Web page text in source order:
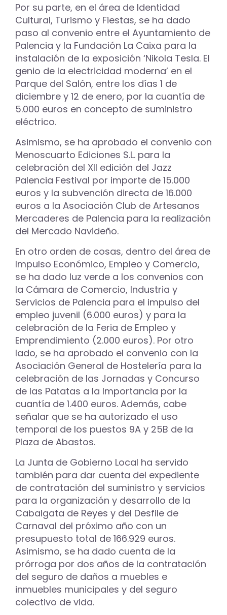
Por su parte, en el área de Identidad
Cultural, Turismo y Fiestas, se ha dado
paso al convenio entre el Ayuntamiento de
Palencia y la Fundación La Caixa para la
instalación de la exposición ‘Nikola Tesla. El
genio de la electricidad moderna’ en el
Parque del Salón, entre los días 1 de
diciembre y 12 de enero, por la cuantía de
5.000 euros en concepto de suministro
eléctrico.
Asimismo, se ha aprobado el convenio con
Menoscuarto Ediciones S.L. para la
celebración del XII edición del Jazz
Palencia Festival por importe de 15.000
euros y la subvención directa de 16.000
euros a la Asociación Club de Artesanos
Mercaderes de Palencia para la realización
del Mercado Navideño.
En otro orden de cosas, dentro del área de
Impulso Económico, Empleo y Comercio,
se ha dado luz verde a los convenios con
la Cámara de Comercio, Industria y
Servicios de Palencia para el impulso del
empleo juvenil (6.000 euros) y para la
celebración de la Feria de Empleo y
Emprendimiento (2.000 euros). Por otro
lado, se ha aprobado el convenio con la
Asociación General de Hostelería para la
celebración de las Jornadas y Concurso
de las Patatas a la Importancia por la
cuantía de 1.400 euros. Además, cabe
señalar que se ha autorizado el uso
temporal de los puestos 9A y 25B de la
Plaza de Abastos.
La Junta de Gobierno Local ha servido
también para dar cuenta del expediente
de contratación del suministro y servicios
para la organización y desarrollo de la
Cabalgata de Reyes y del Desfile de
Carnaval del próximo año con un
presupuesto total de 166.929 euros.
Asimismo, se ha dado cuenta de la
prórroga por dos años de la contratación
del seguro de daños a muebles e
inmuebles municipales y del seguro
colectivo de vida.